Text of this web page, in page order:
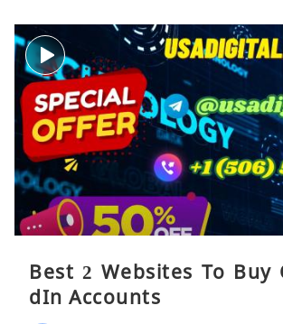
Best 2 Websites To Buy
dIn Accounts